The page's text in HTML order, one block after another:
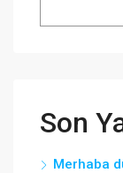
Son
Merhaba